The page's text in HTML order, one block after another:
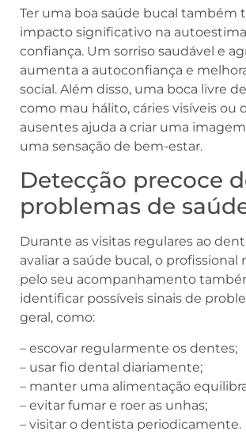
Ter uma boa saúde bucal também
impacto significativo na
confiança. Um sorriso saudável e
aumenta a autoconfiança e
social. Além disso, uma boca livre
como mau hálito, cáries visíveis ou
ausentes ajuda a criar uma
uma sensação de bem-estar.
Detecção precoce
problemas de
Durante as visitas regulares ao
avaliar a saúde bucal, o profissional
pelo seu acompanhamento
identificar possíveis sinais de
geral, como:
– escovar regularmente os dentes;
– usar fio dental diariamente;
– manter uma alimentação
– evitar fumar e roer as unhas;
– visitar o dentista periodicamente.